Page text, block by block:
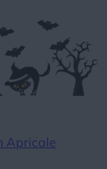
Apricale